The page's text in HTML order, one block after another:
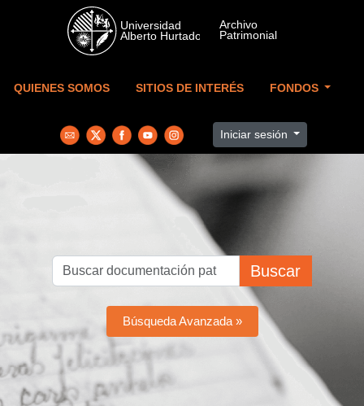
Skip to main content
QUIENES SOMOS SITIOS DE INTERÉS FONDOS
Iniciar sesión
Buscar
Búsqueda Avanzada »